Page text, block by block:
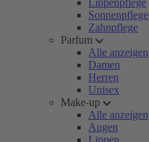
Lippenpflege
Sonnenpflege
Zahnpflege
Parfum
Alle anzeigen
Damen
Herren
Unisex
Make-up
Alle anzeigen
Augen
Lippen